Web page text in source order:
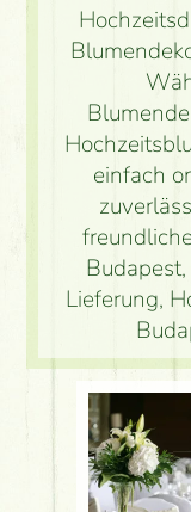
einfach
Lieferung,